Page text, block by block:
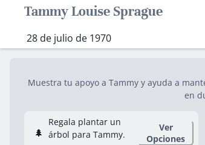
Tammy Louise Sprague
28 de julio de 1970
Muestra tu apoyo a Tammy y ayuda a
en
🌲
Regala plantar un
árbol para Tammy.
Ver
Opciones